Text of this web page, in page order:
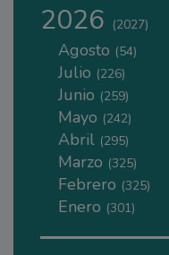
2026 (2027)
Agosto (54)
Julio (226)
Junio (259)
Mayo (242)
Abril (295)
Marzo (325)
Febrero (325)
Enero (301)